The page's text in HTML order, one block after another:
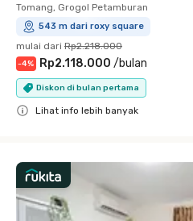
Tomang, Grogol Petamburan
543 m dari roxy square
mulai dari Rp2.218.000
-4% Rp2.118.000 /bulan
Diskon di bulan pertama
Lihat info lebih banyak